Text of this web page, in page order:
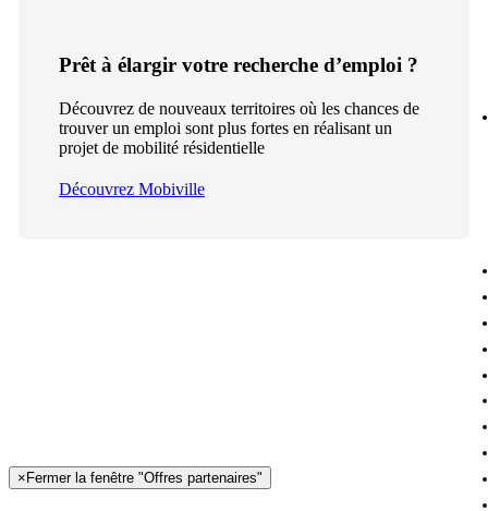
Prêt à élargir votre recherche d’emploi ?
Découvrez de nouveaux territoires où les chances de
trouver un emploi sont plus fortes en réalisant un
projet de mobilité résidentielle
Découvrez Mobiville
× Fermer la fenêtre "Offres partenaires"